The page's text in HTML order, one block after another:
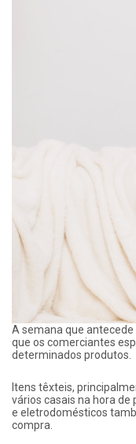
A semana que
que os comerciantes
determinados produtos.
Itens têxteis,
vários casais na hora de
e eletrodomésticos
compra.